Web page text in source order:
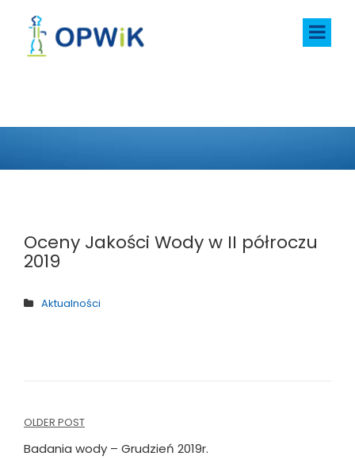
Oceny Jakości Wody w II półroczu
2019
Aktualności
Nawigacja
OLDER POST
Badania wody – Grudzień 2019r.